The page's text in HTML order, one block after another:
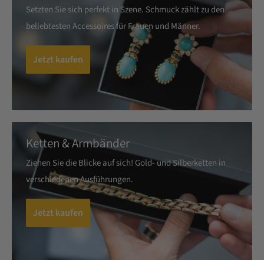
Setzten Sie sich perfekt in Szene. Schmuck zählt zu den
beliebtesten Accessoires für Frauen und Männer.
Jetzt kaufen
Ketten & Armbänder
Ziehen Sie die Blicke auf sich! Gold- und Silberketten in
verschiedenen Ausführungen.
Jetzt kaufen